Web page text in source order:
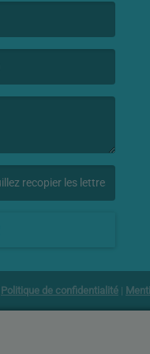
Politique de confidentialité |